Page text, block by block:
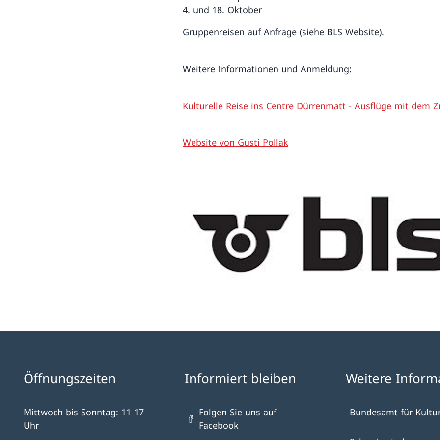
4. und 18. Oktober
Gruppenreisen auf Anfrage (siehe BLS Website).
Weitere Informationen und Anmeldung:
Kulturelle Reise ins Centre Dürrenmatt - Ausflüge mit dem
Website von Gusti Pollak
Öffnungszeiten
Mittwoch bis Sonntag: 11-17
Uhr
Informiert bleiben
Folgen Sie uns auf
Facebook
Weitere
Bundesamt für